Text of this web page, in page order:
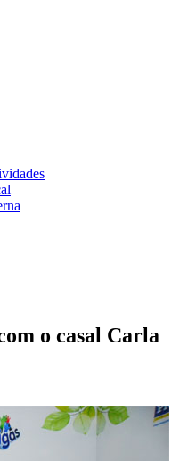
o casal Carla